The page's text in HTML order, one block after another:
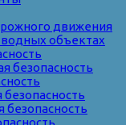
движения
водных объектах
безопасность
безопасность